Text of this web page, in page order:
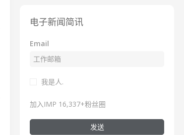
电子新闻简讯
Email
我是人.
加入IMP 16,337+粉丝圈
发送